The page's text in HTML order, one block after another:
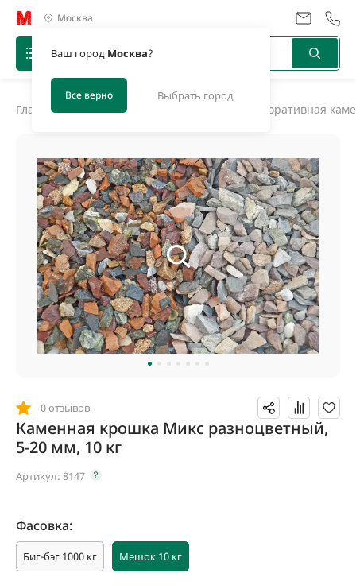
Москва
Ваш город Москва?
Все верно Выбрать город
Главная Декоративные отсыпки Декоративная
0 отзывов
Каменная крошка Микс разноцветный,
5-20 мм, 10 кг
Артикул: 8147
Фасовка:
Биг-бэг 1000 кг Мешок 10 кг